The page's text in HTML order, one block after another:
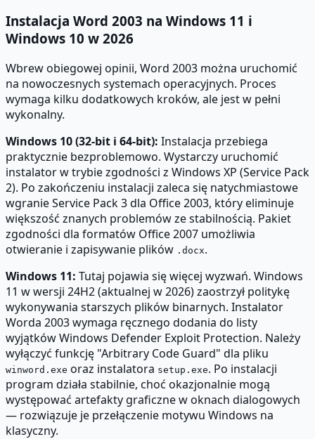
Instalacja Word 2003 na Windows 11 i
Windows 10 w 2026
Wbrew obiegowej opinii, Word 2003 można uruchomić
na nowoczesnych systemach operacyjnych. Proces
wymaga kilku dodatkowych kroków, ale jest w pełni
wykonalny.
Windows 10 (32-bit i 64-bit): Instalacja przebiega
praktycznie bezproblemowo. Wystarczy uruchomić
instalator w trybie zgodności z Windows XP (Service Pack
2). Po zakończeniu instalacji zaleca się natychmiastowe
wgranie Service Pack 3 dla Office 2003, który eliminuje
większość znanych problemów ze stabilnością. Pakiet
zgodności dla formatów Office 2007 umożliwia
otwieranie i zapisywanie plików .docx.
Windows 11: Tutaj pojawia się więcej wyzwań. Windows
11 w wersji 24H2 (aktualnej w 2026) zaostrzył politykę
wykonywania starszych plików binarnych. Instalator
Worda 2003 wymaga ręcznego dodania do listy
wyjątków Windows Defender Exploit Protection. Należy
wyłączyć funkcję "Arbitrary Code Guard" dla pliku
winword.exe oraz instalatora setup.exe. Po instalacji
program działa stabilnie, choć okazjonalnie mogą
występować artefakty graficzne w oknach dialogowych
— rozwiązuje je przełączenie motywu Windows na
klasyczny.